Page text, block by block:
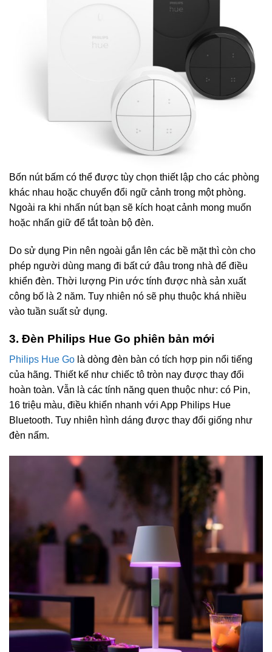
Bốn nút bấm có thể được tùy chọn thiết lập cho các phòng
khác nhau hoặc chuyển đổi ngữ cảnh trong một phòng.
Ngoài ra khi nhấn nút bạn sẽ kích hoạt cảnh mong muốn
hoặc nhấn giữ để tắt toàn bộ đèn.
Do sử dụng Pin nên ngoài gắn lên các bề mặt thì còn cho
phép người dùng mang đi bất cứ đâu trong nhà để điều
khiển đèn. Thời lượng Pin ước tính được nhà sản xuất
công bố là 2 năm. Tuy nhiên nó sẽ phụ thuộc khá nhiều
vào tuần suất sử dụng.
3. Đèn Philips Hue Go phiên bản mới
Philips Hue Go là dòng đèn bàn có tích hợp pin nổi tiếng
của hãng. Thiết kế như chiếc tô tròn nay được thay đổi
hoàn toàn. Vẫn là các tính năng quen thuộc như: có Pin,
16 triệu màu, điều khiển nhanh với App Philips Hue
Bluetooth. Tuy nhiên hình dáng được thay đổi giống như
đèn nấm.